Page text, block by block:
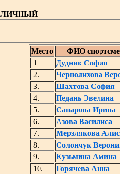
ЛИЧНЫЙ
Место ФИО
1.
Дудник София
2.
Чернолихова
3.
Шахтова София
4.
Педань Эвелина
5.
Сапарова Ирина
6.
Азова Василиса
7.
Мерзлякова
8.
Солончук
9.
Кузьмина Амина
10.
Горячева Анна